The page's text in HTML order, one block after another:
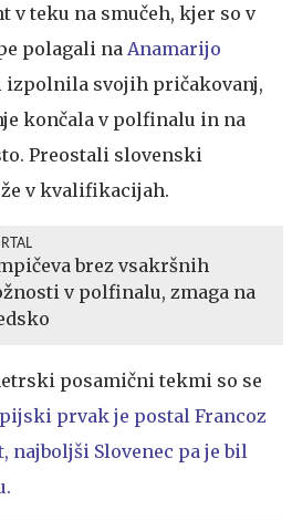
v teku na smučeh, kjer so v
polagali na Anamarijo
izpolnila svojih pričakovanj,
končala v polfinalu in na
Preostali slovenski
v kvalifikacijah.
brez vsakršnih
v polfinalu, zmaga na
posamični tekmi so se
prvak je postal Francoz
Slovenec pa je bil